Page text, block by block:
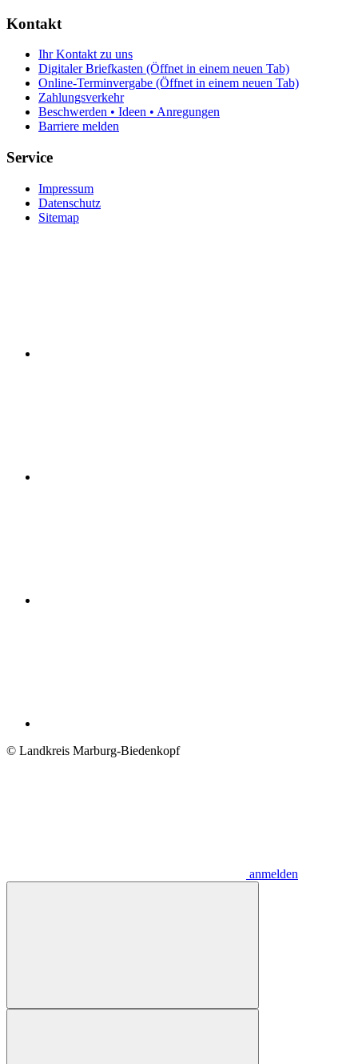
Kontakt
Ihr Kontakt zu uns
Digitaler Briefkasten (Öffnet in einem neuen Tab)
Online-Terminvergabe (Öffnet in einem neuen Tab)
Zahlungsverkehr
Beschwerden • Ideen • Anregungen
Barriere melden
Service
Impressum
Datenschutz
Sitemap
© Landkreis Marburg-Biedenkopf
anmelden